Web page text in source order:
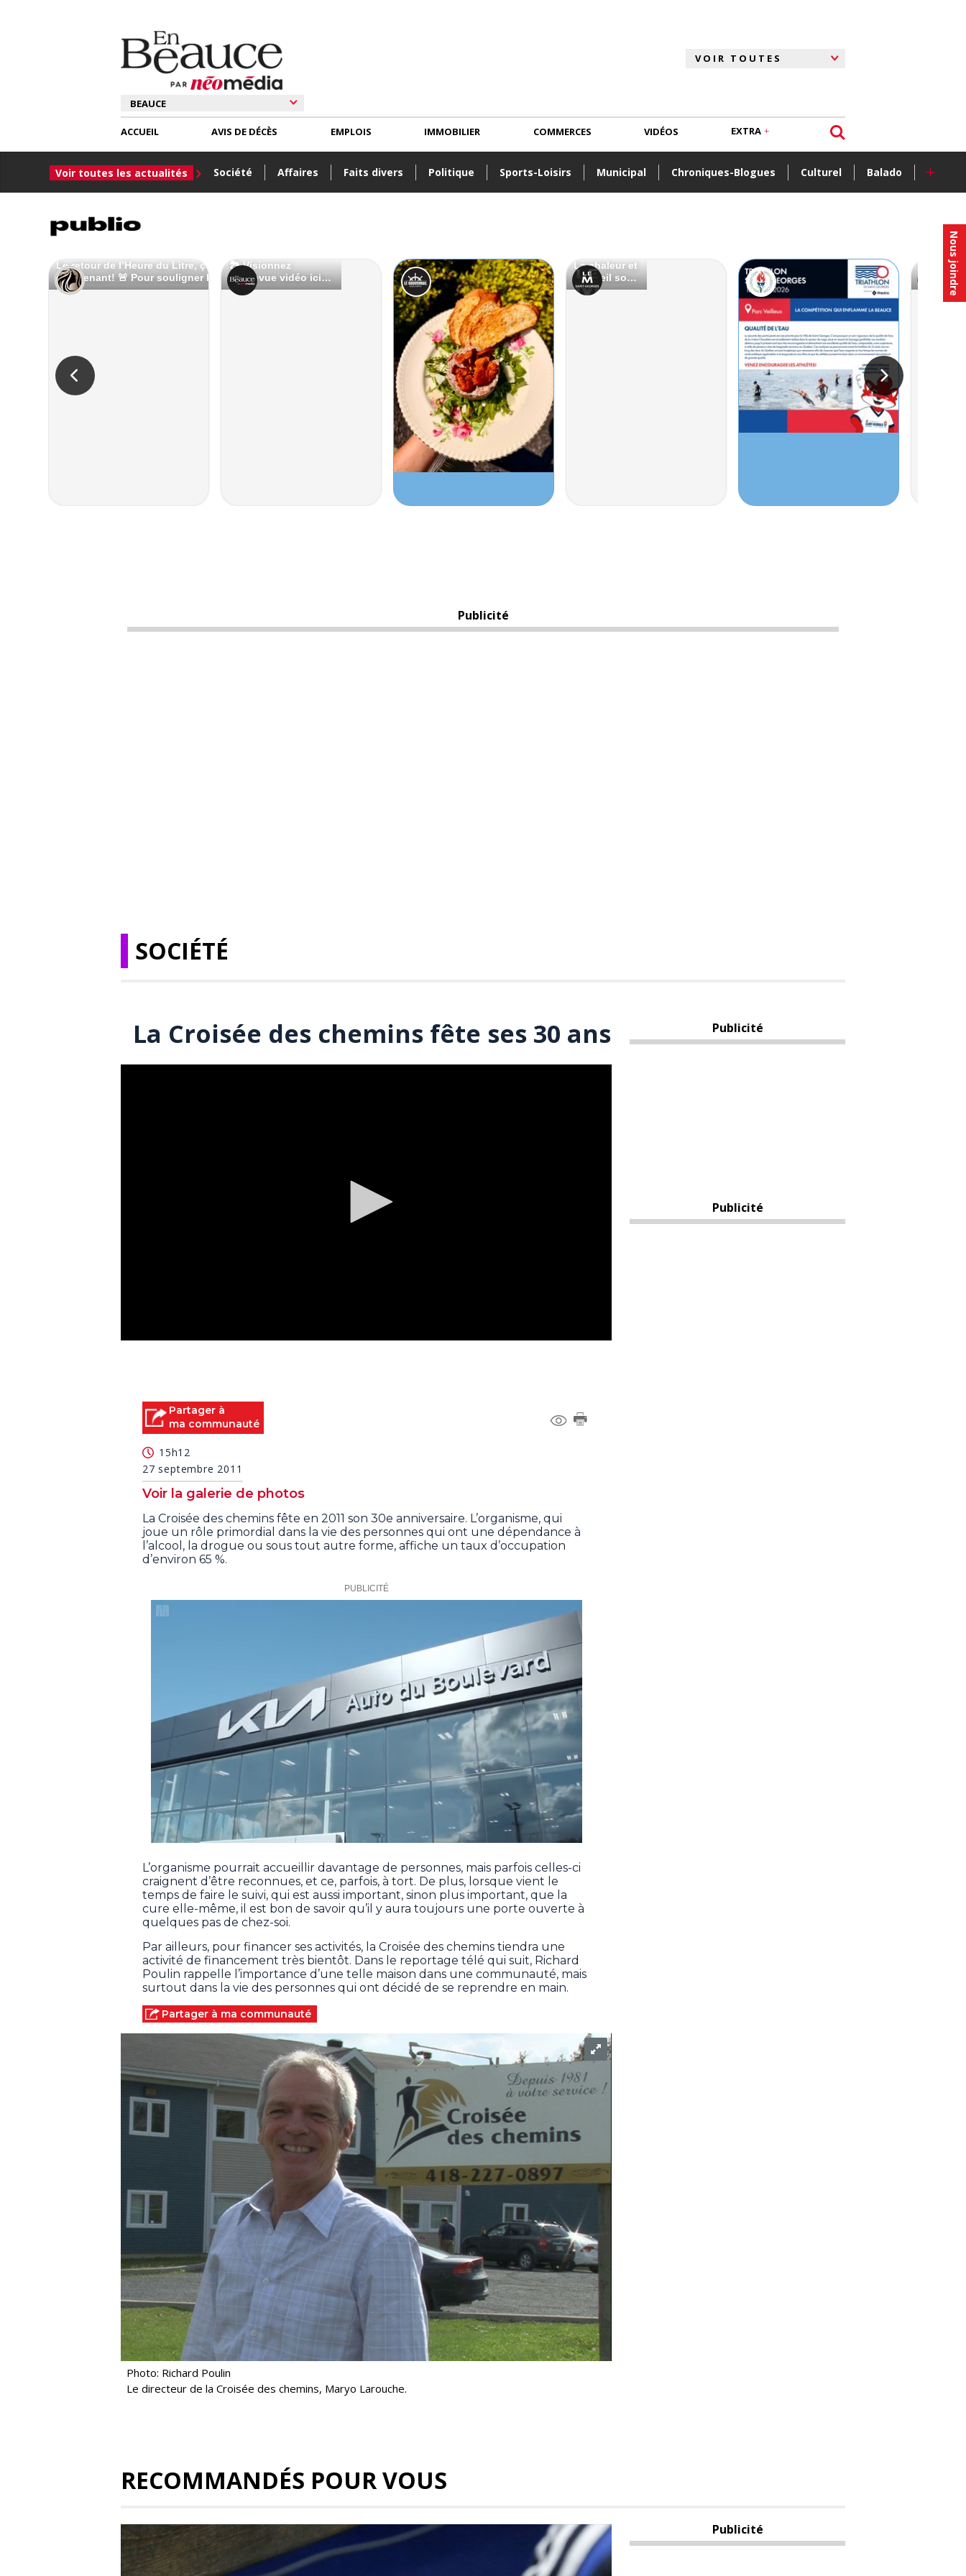
Nous joindre
ACCUEIL
Voir toutes les actualités Société Affaires Faits divers Politique Sports-Loisirs Municipal Chroniques-Blogues Culturel Balado +
AVIS DE DÉCÈS EMPLOIS IMMOBILIER COMMERCES VIDÉOS EXTRA
Publicité
SOCIÉTÉ
La Croisée des chemins fête ses 30 ans
secondsVolume
Partager à
ma communauté
15h12
27 septembre 2011
Voir la galerie de photos
La Croisée des chemins fête en 2011 son 30e anniversaire. L’organisme, qui
joue un rôle primordial dans la vie des personnes qui ont une dépendance à
l’alcool, la drogue ou sous tout autre forme, affiche un taux d’occupation
d’environ 65 %.
L’organisme pourrait accueillir davantage de personnes, mais parfois celles-ci
craignent d’être reconnues, et ce, parfois, à tort. De plus, lorsque vient le
temps de faire le suivi, qui est aussi important, sinon plus important, que la
cure elle-même, il est bon de savoir qu’il y aura toujours une porte ouverte à
quelques pas de chez-soi.
Par ailleurs, pour financer ses activités, la Croisée des chemins tiendra une
activité de financement très bientôt. Dans le reportage télé qui suit, Richard
Poulin rappelle l’importance d’une telle maison dans une communauté, mais
surtout dans la vie des personnes qui ont décidé de se reprendre en main.
Partager à ma communauté
Photo: Richard Poulin
Le directeur de la Croisée des chemins, Maryo Larouche.
Publicité
Publicité
RECOMMANDÉS POUR VOUS
Publicité